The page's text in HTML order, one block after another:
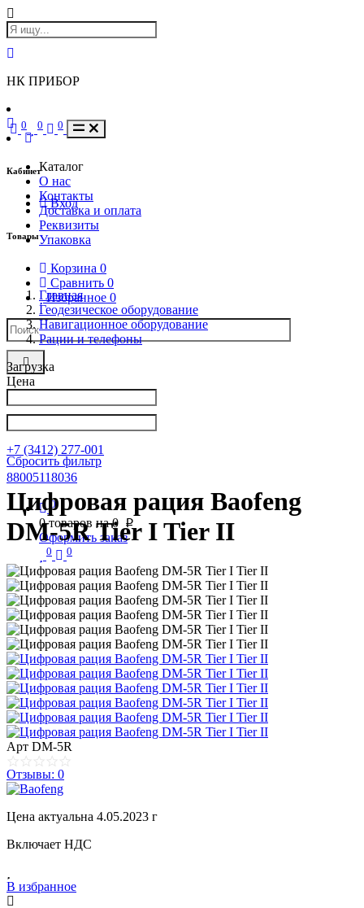
НК ПРИБОР
Кабинет
Вход
Товары
Корзина 0
Сравнить 0
Избранное 0
Написать в Телеграм
+7 (3412) 277-001
88005118036
0
0 товаров на0 p
Оформить заказ
0 0
0 0 0
Каталог
О нас
Контакты
Доставка и оплата
Реквизиты
Упаковка
Главная
Геодезическое оборудование
Навигационное оборудование
Рации и телефоны
Загрузка
Цена
Сбросить фильтр
Цифровая рация Baofeng
DM-5R Tier I Tier II
Арт DM-5R
Отзывы: 0
Цена актуальна 4.05.2023 г
Включает НДС
В избранное